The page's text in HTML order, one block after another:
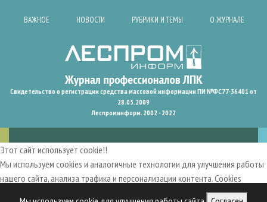
ВАЖНОЕ НОВОСТИ РУБРИКИ И ТЕМЫ О ЖУРНАЛЕ
Свидетельство о регистрации средства массовой информации ПИ №ФС77-36401 от
28.05.2009
Леспроминформ. 2002 - 2022
Этот сайт использует cookie!!
Мы используем cookies и аналогичные технологии для улучшения работы
нашего сайта, анализа трафика и персонализации контента. Cookies